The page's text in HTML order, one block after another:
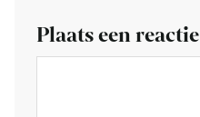
Plaats een reactie